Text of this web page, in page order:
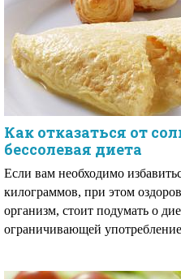
Как отказаться от
бессолевая диета
Если вам необходимо
килограммов, при этом
организм, стоит подумать о
ограничивающей